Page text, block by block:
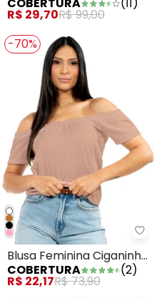
Preto
COBERTURA (11)
R$ 29,70R$ 99,00
- Vestido com Gola
-70%
Blusa Feminina Ciganinha
Marrom
COBERTURA (2)
R$ 22,17R$ 73,90